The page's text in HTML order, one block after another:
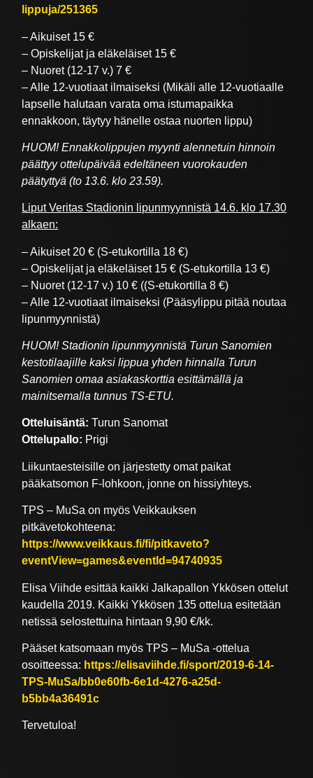
lippuja/251365
– Aikuiset 15 €
– Opiskelijat ja eläkeläiset 15 €
– Nuoret (12-17 v.) 7 €
– Alle 12-vuotiaat ilmaiseksi (Mikäli alle 12-vuotiaalle
lapselle halutaan varata oma istumapaikka
ennakkoon, täytyy hänelle ostaa nuorten lippu)
HUOM! Ennakkolippujen myynti alennetuin hinnoin
päättyy ottelupäivää edeltäneen vuorokauden
päätyttyä (to 13.6. klo 23.59).
Liput Veritas Stadionin lipunmyynnistä 14.6. klo 17.30
alkaen:
– Aikuiset 20 € (S-etukortilla 18 €)
– Opiskelijat ja eläkeläiset 15 € (S-etukortilla 13 €)
– Nuoret (12-17 v.) 10 € ((S-etukortilla 8 €)
– Alle 12-vuotiaat ilmaiseksi (Pääsylippu pitää noutaa
lipunmyynnistä)
HUOM! Stadionin lipunmyynnistä Turun Sanomien
kestotilaajille kaksi lippua yhden hinnalla Turun
Sanomien omaa asiakaskorttia esittämällä ja
mainitsemalla tunnus TS-ETU.
Otteluisäntä: Turun Sanomat
Ottelupallo: Prigi
Liikuntaesteisille on järjestetty omat paikat
pääkatsomon F-lohkoon, jonne on hissiyhteys.
TPS – MuSa on myös Veikkauksen
pitkävetokohteena:
https://www.veikkaus.fi/fi/pitkaveto?
eventView=games&eventId=94740935
Elisa Viihde esittää kaikki Jalkapallon Ykkösen ottelut
kaudella 2019. Kaikki Ykkösen 135 ottelua esitetään
netissä selostettuina hintaan 9,90 €/kk.
Pääset katsomaan myös TPS – MuSa -ottelua
osoitteessa: https://elisaviihde.fi/sport/2019-6-14-
TPS-MuSa/bb0e60fb-6e1d-4276-a25d-
b5bb4a36491c
Tervetuloa!